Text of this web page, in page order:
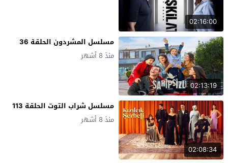
02:16:00
02:13:19
مسلسل المشردون الحلقة 36
منذ 8 أشهر
02:08:34
مسلسل شراب التوت الحلقة 113
منذ 8 أشهر